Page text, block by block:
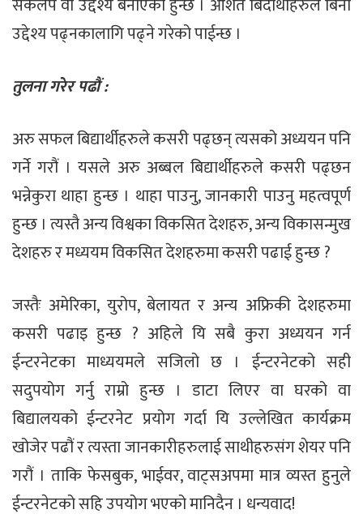
संकलप वा उद्देश्य बनाएको हुन्छ । औशत बिदार्थीहरुले बिना
उद्देश्य पढ्नकालागि पढ्ने गरेको पाईन्छ ।
तुलना गरेर पढौं :
अरु सफल बिद्यार्थीहरुले कसरी पढ्छन् त्यसको अध्ययन पनि
गर्ने गरौं । यसले अरु अब्बल बिद्यार्थीहरुले कसरी पढ्छन
भन्नेकुरा थाहा हुन्छ । थाहा पाउनु, जानकारी पाउनु महत्वपूर्ण
हुन्छ । त्यस्तै अन्य विश्वका विकसित देशहरु, अन्य विकासन्मुख
देशहरु र मध्ययम विकसित देशहरुमा कसरी पढाई हुन्छ ?
जस्तैः अमेरिका, युरोप, बेलायत र अन्य अफ्रिकी देशहरुमा
कसरी पढाइ हुन्छ ? अहिले यि सबै कुरा अध्ययन गर्न
ईन्टरनेटका माध्ययमले सजिलो छ । ईन्टरनेटको सही
सदुपयोग गर्नु राम्रो हुन्छ । डाटा लिएर वा घरको वा
बिद्यालयको ईन्टरनेट प्रयोग गर्दा यि उल्लेखित कार्यक्रम
खोजेर पढौं र त्यस्ता जानकारीहरुलाई साथीहरुसंग शेयर पनि
गरौं । ताकि फेसबुक, भाईवर, वाट्सअपमा मात्र व्यस्त हुनुले
ईन्टरनेटको सहि उपयोग भएको मानिदैन । धन्यवाद!